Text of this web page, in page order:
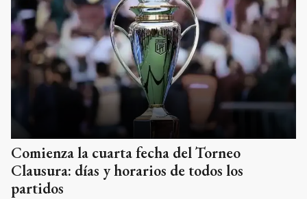
Comienza la cuarta fecha del Torneo
Clausura: días y horarios de todos los
partidos